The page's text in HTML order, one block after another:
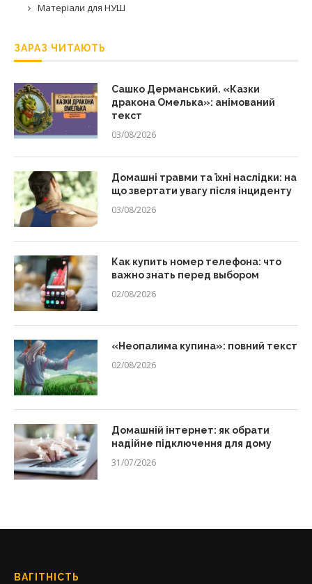
Матеріали для НУШ
ЗАРАЗ ЧИТАЮТЬ
Сашко Дерманський. «Казки
дракона Омелька»: анімований
текст
03/08/2026
Домашні травми та їхні наслідки: на
що звертати увагу після інциденту
03/08/2026
Как купить номер телефона: что
важно знать перед выбором
02/08/2026
«Неопалима купина»: повний текст
02/08/2026
Домашній інтернет: як обрати
надійне підключення для дому
31/07/2026
ВАГІТНІСТЬ